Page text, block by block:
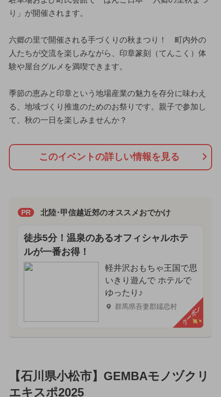
り」が開催されます。
六郷の里で開催される手づくりの秋まつり！ 町内外の
人たちが交流を楽しみながら、印章篆刻（てんこく）体
験や屋台グルメを満喫できます。
季節の恵みと印章という地場産業の魅力を存分に味わえ
る、地域づくり推進のためのお祭りです。親子で参加し
て、秋の一日を楽しみませんか？
このイベントの詳しい情報を見る
PR 北陸･甲信越近郊のオススメおでかけ
徒歩5分！温泉のあるオフィシャルホテ
ルが一番お得！
軽井沢おもちゃ王国で思
いきり遊んで ホテルで
ゆったり♪
群馬県吾妻郡嬬恋村 クーポン
【石川県小松市】GEMBAモノヅクリ
エキスポ2025